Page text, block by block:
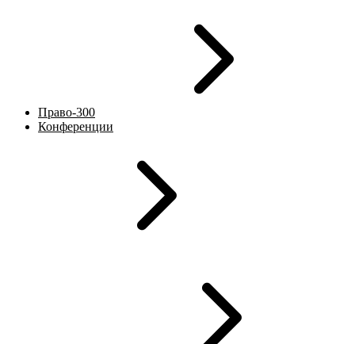
Право-300
Конференции